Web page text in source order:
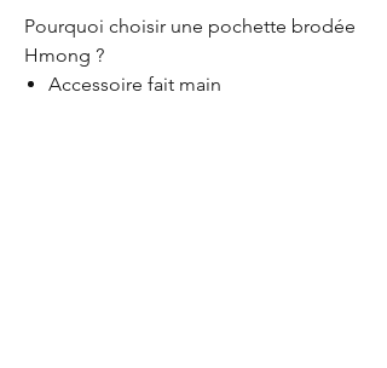
Pourquoi choisir une pochette brodée
Hmong ?
Accessoire fait main